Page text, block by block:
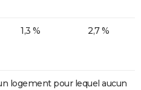
1,3 % 2,7 %
logement pour lequel aucun